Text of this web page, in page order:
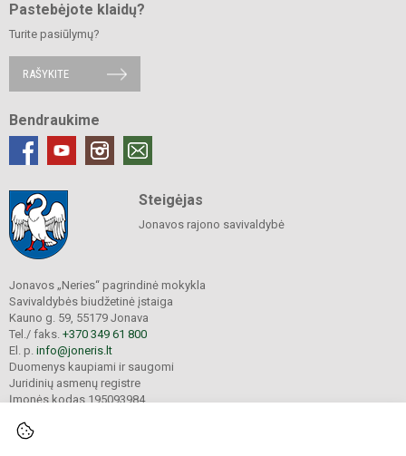
Pastebėjote klaidų?
Turite pasiūlymų?
RAŠYKITE
Bendraukime
Steigėjas
Jonavos rajono savivaldybė
Jonavos „Neries“ pagrindinė mokykla
Savivaldybės biudžetinė įstaiga
Kauno g. 59, 55179 Jonava
Tel./ faks. +370 349 61 800
El. p. info@joneris.lt
Duomenys kaupiami ir saugomi
Juridinių asmenų registre
Įmonės kodas 195093984